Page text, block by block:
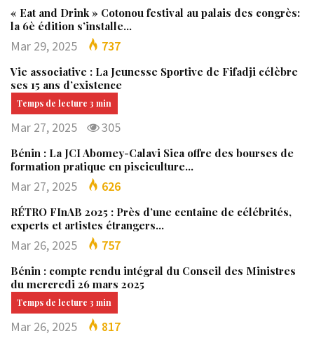
« Eat and Drink » Cotonou festival au palais des congrès:
la 6è édition s’installe…
Mar 29, 2025 737
Vie associative : La Jeunesse Sportive de Fifadji célèbre
ses 15 ans d’existence
Mar 27, 2025 305
Bénin : La JCI Abomey-Calavi Sica offre des bourses de
formation pratique en pisciculture…
Mar 27, 2025 626
RÉTRO FInAB 2025 : Près d’une centaine de célébrités,
experts et artistes étrangers…
Mar 26, 2025 757
Bénin : compte rendu intégral du Conseil des Ministres
du mercredi 26 mars 2025
Mar 26, 2025 817